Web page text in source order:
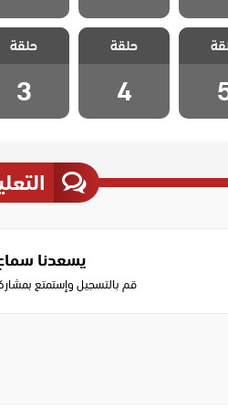
تحت
5
مسلسل تحت
الارض الحلقة 4
حلقة
4
مسلسل
الارض الحلقة 3
حلقة
3
يسعدنا
قم بالتسجيل وإستمتع